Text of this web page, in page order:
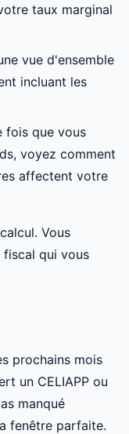
taux marginal
vue d'ensemble
incluant les
fois que vous
voyez comment
affectent votre
Vous
qui vous
prochains mois
un CELIAPP ou
manqué
fenêtre parfaite.